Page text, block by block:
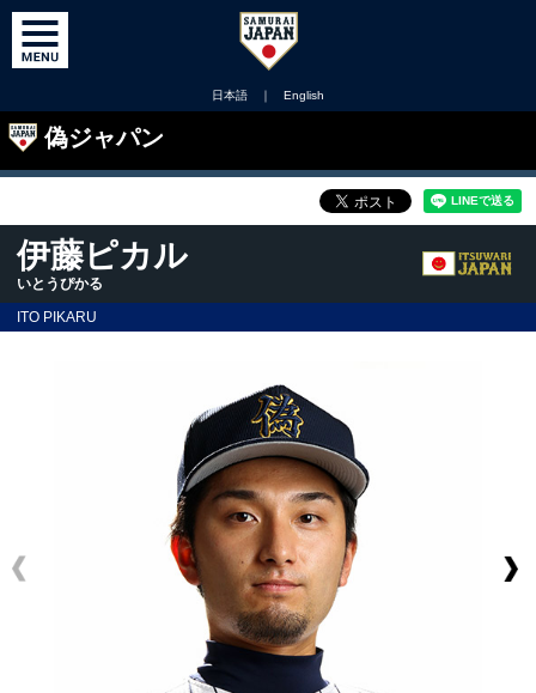
日本語 ｜ English
偽ジャパン
伊藤ピカル
いとうぴかる
ITO PIKARU